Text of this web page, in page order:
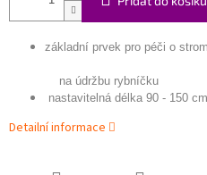
základní prvek pro péči o
na údržbu rybníčku
nastavitelná délka 90 - 150 cm
Detailní informace